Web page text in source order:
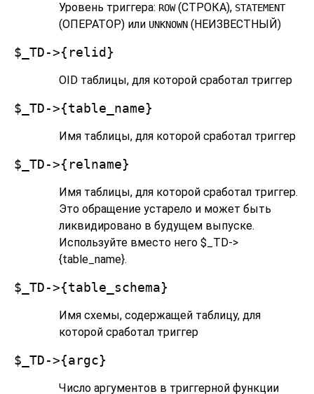
Уровень триггера: ROW(СТРОКА), STATEMENT
(ОПЕРАТОР) или UNKNOWN (НЕИЗВЕСТНЫЙ)
$_TD->{relid}
OID таблицы, для которой сработал триггер
$_TD->{table_name}
Имя таблицы, для которой сработал триггер
$_TD->{relname}
Имя таблицы, для которой сработал триггер.
Это обращение устарело и может быть
ликвидировано в будущем выпуске.
Используйте вместо него $_TD->
{table_name}.
$_TD->{table_schema}
Имя схемы, содержащей таблицу, для
которой сработал триггер
$_TD->{argc}
Число аргументов в триггерной функции